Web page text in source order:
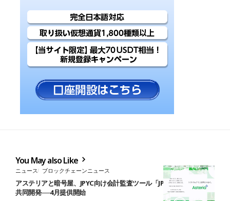
You May also Like
ニュース ブロックチェーンニュース
アステリアと暗号屋、JPYC向け会計監査ツール「JPYC Explorer」を
共同開発──4月提供開始